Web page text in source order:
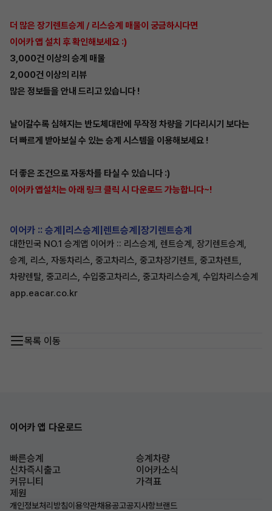
더 많은 장기렌트승계 / 리스승계 매물이 궁금하시다면
이어카 앱 설치 후 확인해보세요 :)
3,000건 이상의 승계 매물
2,000건 이상의 리뷰
많은 정보들을 안내 드리고 있습니다 !
날이갈수록 심해지는 반도체대란에 무작정 차량을 기다리시기 보다는
더 빠르게 받아보실 수 있는 승계 시스템을 이용해보세요 !
더 좋은 조건으로 자동차를 타실 수 있습니다 :)
이어카 앱설치는 아래 링크 클릭 시 다운로드 가능합니다~!
이어카 :: 승계|리스승계|렌트승계|장기렌트승계
대한민국 NO.1 승계앱 이어카 :: 리스승계, 렌트승계, 장기렌트승계,
승계, 리스, 자동차리스, 중고차리스, 중고차장기렌트, 중고차렌트,
차량렌탈, 중고리스, 수입중고차리스, 중고차리스승계, 수입차리스승계
app.eacar.co.kr
목록 이동
이어카 앱 다운로드
빠른승계
승계차량
신차즉시출고
이어카소식
커뮤니티
가격표
제원
개인정보처리방침이용약관채용공고공지사항브랜드